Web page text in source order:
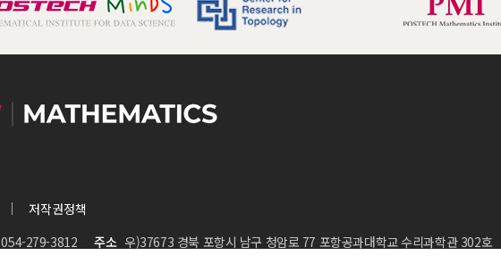
저작권정책
054-279-3812 주소 우)37673 경북 포항시 남구 청암로 77 포항공과대학교 수리과학관 302호